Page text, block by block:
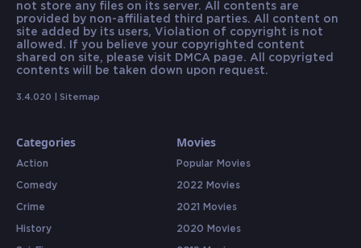
not store any files on its server. All contents are
provided by non-affiliated third parties. All content on
site added by its users, Violation of copyright is not
allowed. If you believe your copyrighted content
shared on site, please visit DMCA page. All copyrigted
contents will be taken down upon request.
3.4.020 | Sitemap
Categories
Action
Comedy
Crime
History
Movies
Popular Movies
2022 Movies
2021 Movies
2020 Movies